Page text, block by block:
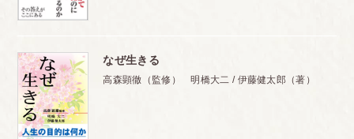
なぜ生きる
高森顕徹（監修） 明橋大二 / 伊藤健太郎（著）